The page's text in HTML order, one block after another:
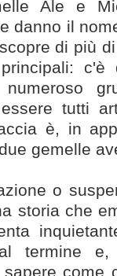
Ale e
danno il
di più
c'è
tutti
è, in
gemelle
o
storia che
termine e,
come